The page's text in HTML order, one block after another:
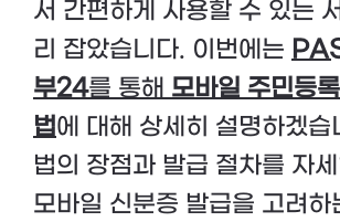
서 간편하게 사용할 수 있는
리 잡았습니다. 이번에는
부24를 통해 모바일 주민등
법에 대해 상세히 설명하겠습
법의 장점과 발급 절차를 자
모바일 신분증 발급을 고려하